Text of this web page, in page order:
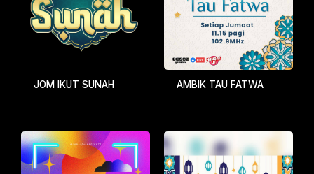
JOM IKUT SUNAH AMBIK TAU FATWA